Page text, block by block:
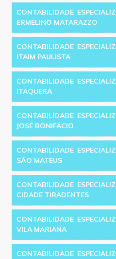
CONTABILIDADE
ERMELINO MATARAZZO
CONTABILIDADE
ITAIM PAULISTA
CONTABILIDADE
ITAQUERA
CONTABILIDADE
JOSÉ BONIFÁCIO
CONTABILIDADE
SÃO MATEUS
CONTABILIDADE
CIDADE TIRADENTES
CONTABILIDADE
VILA MARIANA
CONTABILIDADE